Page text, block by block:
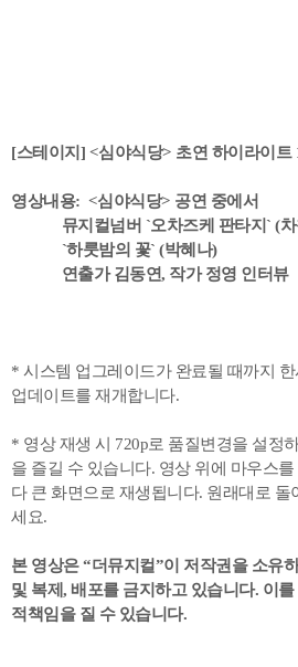
[스테이지] <심야식당> 초연 하이라이트
영상내용: <심야식당> 공연 중에서
뮤지컬넘버 `오차즈케 판타지` (
`하룻밤의 꽃` (박혜나)
연출가 김동연, 작가 정영 인터뷰
* 시스템 업그레이드가 완료될 때까지
업데이트를 재개합니다.
* 영상 재생 시 720p로 품질변경을 설정
을 즐길 수 있습니다. 영상 위에 마우스
다 큰 화면으로 재생됩니다. 원래대로 돌
세요.
본 영상은 “더뮤지컬”이 저작권을 소유
및 복제, 배포를 금지하고 있습니다. 이
적책임을 질 수 있습니다.